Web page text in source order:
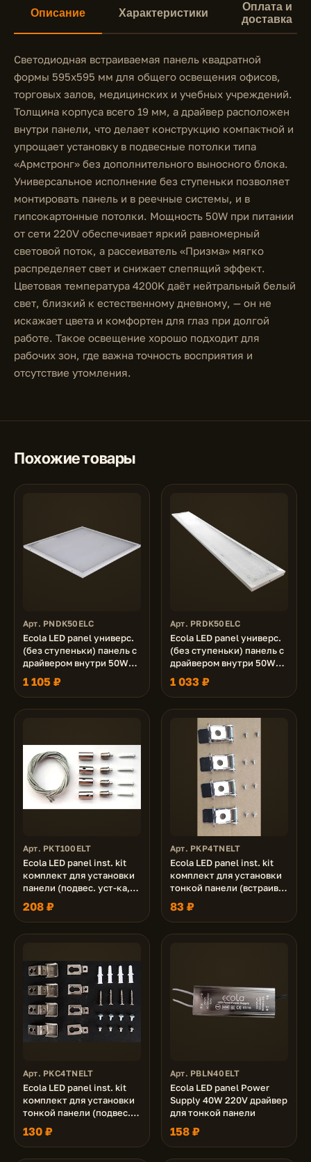
Описание Характеристики
Оплата и
доставка
Светодиодная встраиваемая панель квадратной
формы 595x595 мм для общего освещения офисов,
торговых залов, медицинских и учебных учреждений.
Толщина корпуса всего 19 мм, а драйвер расположен
внутри панели, что делает конструкцию компактной и
упрощает установку в подвесные потолки типа
«Армстронг» без дополнительного выносного блока.
Универсальное исполнение без ступеньки позволяет
монтировать панель и в реечные системы, и в
гипсокартонные потолки. Мощность 50W при питании
от сети 220V обеспечивает яркий равномерный
световой поток, а рассеиватель «Призма» мягко
распределяет свет и снижает слепящий эффект.
Цветовая температура 4200K даёт нейтральный белый
свет, близкий к естественному дневному, — он не
искажает цвета и комфортен для глаз при долгой
работе. Такое освещение хорошо подходит для
рабочих зон, где важна точность восприятия и
отсутствие утомления.
Похожие товары
Арт. PNDK50ELC
Ecola LED panel универс.
(без ступеньки) панель с
драйвером внутри 50W
220V 6500K Призма
595x595x19
1 105 ₽
Арт. PRDK50ELC
Ecola LED panel универс.
(без ступеньки) панель с
драйвером внутри 50W
220V 6500K Призма
1195x180x19
1 033 ₽
Арт. PKT100ELT
Ecola LED panel inst. kit
комплект для установки
панели (подвес. уст-ка,
тросы 1м)
208 ₽
Арт. PKP4TNELT
Ecola LED panel inst. kit
комплект для установки
тонкой панели (встраив.
уст-ка, пружины)
83 ₽
Арт. PKC4TNELT
Ecola LED panel inst. kit
комплект для установки
тонкой панели (подвес.
уст-ка, уголки)
130 ₽
Арт. PBLN40ELT
Ecola LED panel Power
Supply 40W 220V драйвер
для тонкой панели
158 ₽